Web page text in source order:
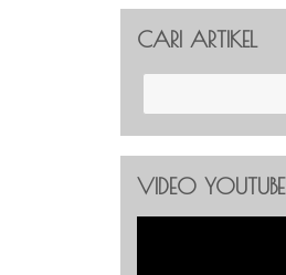
CARI ARTIKEL
VIDEO YOUTUBE